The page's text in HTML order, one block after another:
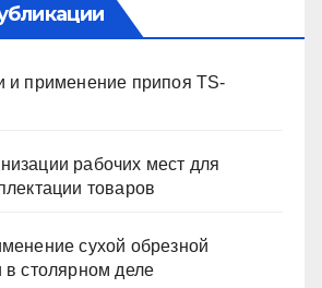
и применение припоя TS-
рабочих мест для
товаров
сухой обрезной
в столярном деле